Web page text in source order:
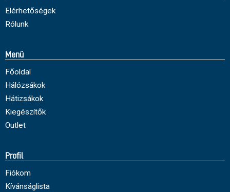
Elérhetőségek
Rólunk
Menü
Főoldal
Hálózsákok
Hátizsákok
Kiegészítők
Outlet
Profil
Fiókom
Kívánságlista